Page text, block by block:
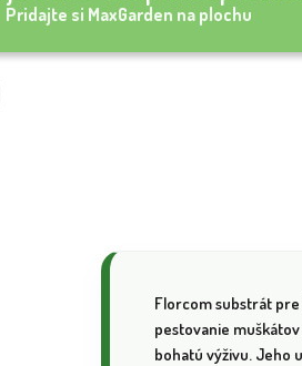
Pridajte si MaxGarden na plochu
Florcom substrát
pestovanie
bohatú výživu. Jeho